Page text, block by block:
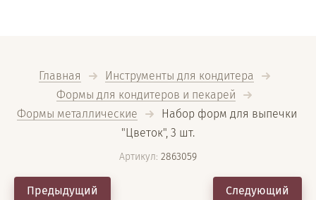
Главная
Инструменты для кондитера
Формы для кондитеров и пекарей
Формы металлические
  Набор форм для выпечки
"Цветок", 3 шт.
Артикул: 2863059
Предыдущий Следующий